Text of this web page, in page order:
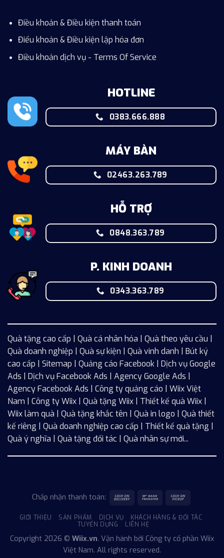
Điều khoản & Điều kiện thanh toán
Điểu khoản & Điều kiện lập hóa đơn
Điều khoản dịch vụ - Terms Of Service
HOTLINE
0383.666.888
MÁY BÀN
02463.263.789
HỖ TRỢ
0848.363.789
P. KINH DOANH
0343.363.789
Quà tặng cao cấp | Quà cá nhân hóa | Quà theo yêu cầu |
Quà doanh nghiệp | Quà sự kiện | Quà vinh danh | Bút ký
cao cấp | Sitemap | Quảng cáo Facebook | Dịch vụ Google
Ads
Dịch vụ Facebook Ads | Agency Google Ads |
Agency Facebook Ads | Công ty quảng cáo | WiixViệt
Nam | Công ty Wiix | Quà tặng Wiix | Thiết kế quà Wiix |
Wiix làm quà | Quà tặng khắc tên | Quà in logo | Quà thiết
kế riêng | Quà doanh nghiệp cao cấp | Thiết kế quà tặng |
Quà ý nghĩa | Quà tặng đối tác | Quà nhân sự mới...
Chấp nhận thanh toán:
GIỚI THIỆU SẢN PHẨM DỊCH VỤ
KHÁCH HÀNG & ĐỐI TÁC
TUYỂN DỤNG
LIÊN HỆ
Copyright 2026 © Wiix.vn. Vận hành bởi Công ty cổ phần Wiix
Việt Nam. All rights reserved.